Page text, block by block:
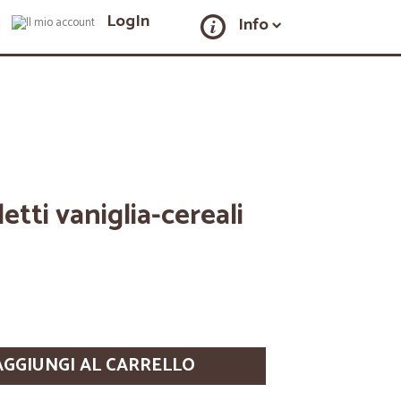
LogIn Info
vaniglia-cereali
AL CARRELLO